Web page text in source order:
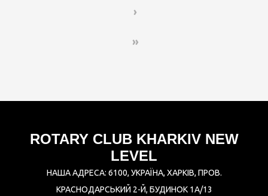
›
»
ROTARY CLUB KHARKIV NEW
LEVEL
НАША АДРЕСА: 6100, УКРАЇНА, ХАРКІВ, ПРОВ.
КРАСНОДАРСЬКИЙ 2-Й, БУДИНОК 1А/13